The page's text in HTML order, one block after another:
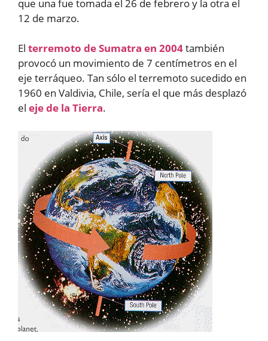
que una fue tomada el 26 de febrero y la otra el
12 de marzo.
El terremoto de Sumatra en 2004también
provocó un movimiento de 7 centímetros en el
eje terráqueo. Tan sólo el terremoto sucedido en
1960 en Valdivia, Chile, sería el que más desplazó
el eje de la Tierra.